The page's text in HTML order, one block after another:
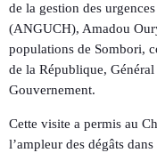
de la gestion des
(ANGUCH), Amadou
populations de Sombori,
de la République,
Gouvernement.
Cette visite a permis au
l’ampleur des dégâts